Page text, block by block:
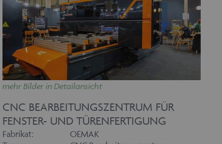
mehr Bilder in Detailansicht
CNC BEARBEITUNGSZENTRUM FÜR
FENSTER- UND TÜRENFERTIGUNG
Fabrikat:
OEMAK